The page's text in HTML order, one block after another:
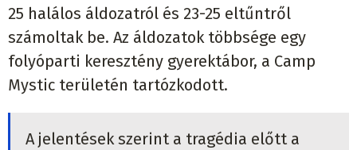
25 halálos áldozatról és 23-25 eltűntről
számoltak be. Az áldozatok többsége egy
folyóparti keresztény gyerektábor, a Camp
Mystic területén tartózkodott.
A jelentések szerint a tragédia előtt a